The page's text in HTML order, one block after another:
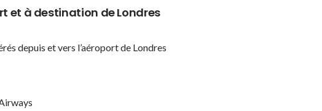
et à destination de Londres
depuis et vers l’aéroport de Londres